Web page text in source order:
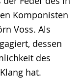
Komponisten
Voss. Als
dessen
des
hat.